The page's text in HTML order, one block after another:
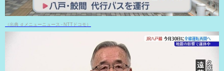
（出典 ｄメニューニュース - NTTドコモ）